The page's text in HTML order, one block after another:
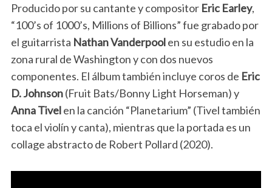
Producido por su cantante y compositor Eric Earley,
“100’s of 1000’s, Millions of Billions” fue grabado por
el guitarrista Nathan Vanderpoolen su estudio en la
zona rural de Washington y con dos nuevos
componentes. El álbum también incluye coros de Eric
D. Johnson(Fruit Bats/Bonny Light Horseman) y
Anna Tivelen la canción “Planetarium” (Tivel también
toca el violín y canta), mientras que la portada es un
collage abstracto de Robert Pollard (2020).